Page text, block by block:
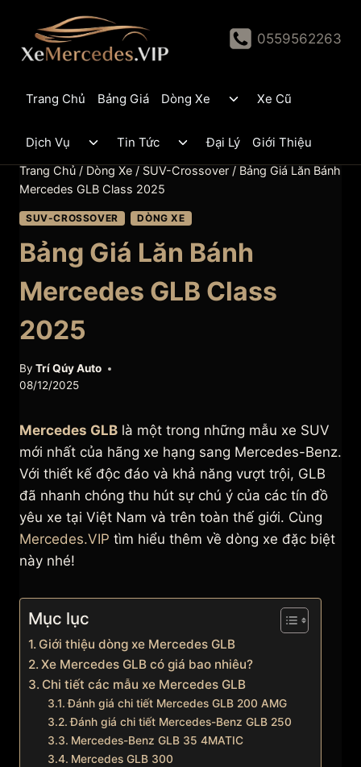
content
0559562263
Trang Chủ Bảng Giá Dòng Xe
ToggleXe Cũ
Dịch Vụ
Toggle
menu
Tin Tức
Toggle
menu
Đại Lý Giới Thiệu
Trang Chủ / Dòng Xe / SUV-Crossover / Bảng Giá Lăn Bánh
Mercedes GLB Class 2025
SUV-CROSSOVER DÒNG XE
Bảng Giá Lăn Bánh
Mercedes GLB Class
2025
By Trí Qúy Auto
08/12/2025
Mercedes GLB là một trong những mẫu xe SUV
mới nhất của hãng xe hạng sang Mercedes-Benz.
Với thiết kế độc đáo và khả năng vượt trội, GLB
đã nhanh chóng thu hút sự chú ý của các tín đồ
yêu xe tại Việt Nam và trên toàn thế giới. Cùng
Mercedes.VIP tìm hiểu thêm về dòng xe đặc biệt
này nhé!
Mục lục
Giới thiệu dòng xe Mercedes GLB
Xe Mercedes GLB có giá bao nhiêu?
Chi tiết các mẫu xe Mercedes GLB
Đánh giá chi tiết Mercedes GLB 200 AMG
Đánh giá chi tiết Mercedes-Benz GLB 250
Mercedes-Benz GLB 35 4MATIC
Mercedes GLB 300